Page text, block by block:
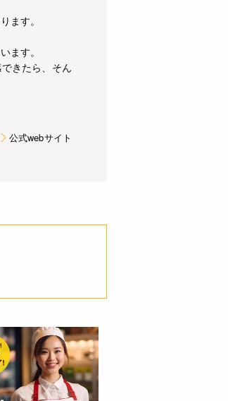
ます。
ます。
きたら、そん
公式webサイト